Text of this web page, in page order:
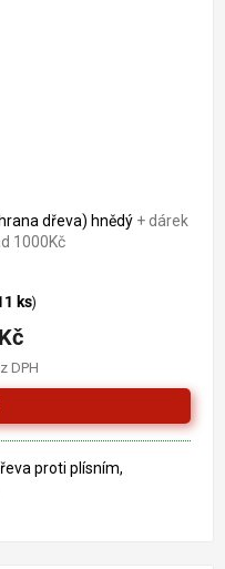
dřeva) hnědý + dárek
1000Kč
ks)
DPH
proti plísním,